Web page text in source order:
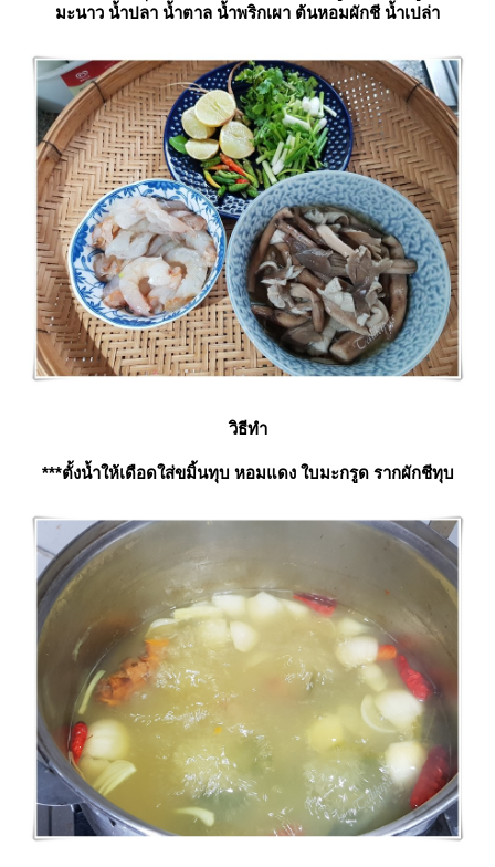
มะนาว น้ำปลา น้ำตาล น้ำพริกเผา ต้นหอมผักชี น้ำเปล่า
วิธีทำ
***ตั้งน้ำให้เดือดใส่ขมิ้นทุบ หอมแดง ใบมะกรูด รากผักชีทุบ